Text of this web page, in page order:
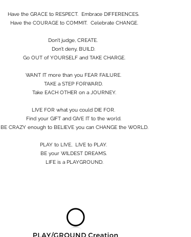
Have the GRACE to RESPECT. Embrace DIFFERENCES.
Have the COURAGE to COMMIT. Celebrate CHANGE.
Don’t judge, CREATE.
Don’t deny, BUILD.
Go OUT of YOURSELF and TAKE CHARGE.
WANT IT more than you FEAR FAILURE.
TAKE a STEP FORWARD.
Take EACH OTHER on a JOURNEY.
LIVE FOR what you could DIE FOR.
Find your GIFT and GIVE IT to the world.
BE CRAZY enough to BELIEVE you can CHANGE the WORLD.
PLAY to LIVE, LIVE to PLAY.
BE your WILDEST DREAMS.
LIFE is a PLAYGROUND.